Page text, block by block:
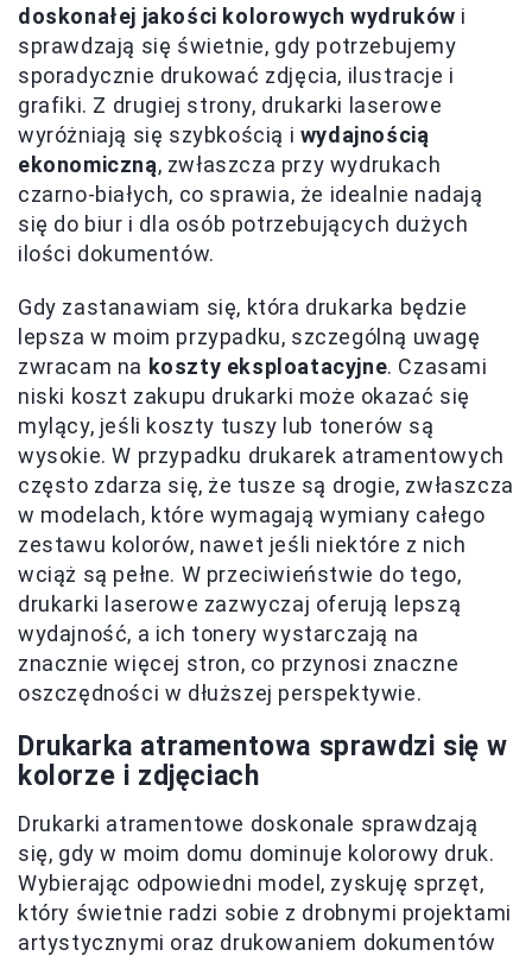
doskonałej jakości kolorowych wydruków i
sprawdzają się świetnie, gdy potrzebujemy
sporadycznie drukować zdjęcia, ilustracje i
grafiki. Z drugiej strony, drukarki laserowe
wyróżniają się szybkością i wydajnością
ekonomiczną, zwłaszcza przy wydrukach
czarno-białych, co sprawia, że idealnie nadają
się do biur i dla osób potrzebujących dużych
ilości dokumentów.
Gdy zastanawiam się, która drukarka będzie
lepsza w moim przypadku, szczególną uwagę
zwracam na koszty eksploatacyjne. Czasami
niski koszt zakupu drukarki może okazać się
mylący, jeśli koszty tuszy lub tonerów są
wysokie. W przypadku drukarek atramentowych
często zdarza się, że tusze są drogie, zwłaszcza
w modelach, które wymagają wymiany całego
zestawu kolorów, nawet jeśli niektóre z nich
wciąż są pełne. W przeciwieństwie do tego,
drukarki laserowe zazwyczaj oferują lepszą
wydajność, a ich tonery wystarczają na
znacznie więcej stron, co przynosi znaczne
oszczędności w dłuższej perspektywie.
Drukarka atramentowa sprawdzi się w
kolorze i zdjęciach
Drukarki atramentowe doskonale sprawdzają
się, gdy w moim domu dominuje kolorowy druk.
Wybierając odpowiedni model, zyskuję sprzęt,
który świetnie radzi sobie z drobnymi projektami
artystycznymi oraz drukowaniem dokumentów